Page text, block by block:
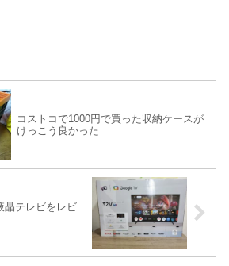
コストコで1000円で買った収納ケースが
けっこう良かった
晶テレビをレビ